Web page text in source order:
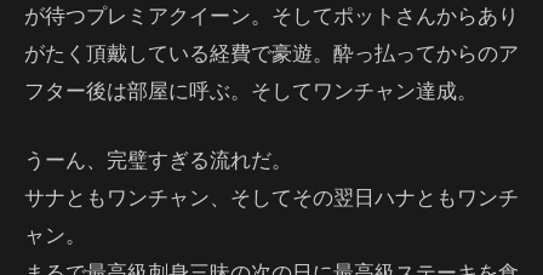
が待つプレミアクイーン。そしてポットさんからあり
がたく頂戴している経費で豪遊。酔っ払ってからのア
フター後は部屋に呼ぶ。そしてワンチャン達成。
うーん、完璧すぎる流れだ。
サナともワンチャン、そしてその翌日ハナともワンチ
ャン。